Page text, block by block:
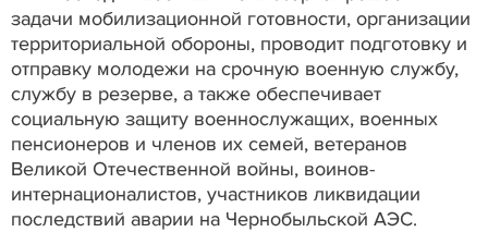
задачи мобилизационной готовности, организации
территориальной обороны, проводит подготовку и
отправку молодежи на срочную военную службу,
службу в резерве, а также обеспечивает
социальную защиту военнослужащих, военных
пенсионеров и членов их семей, ветеранов
Великой Отечественной войны, воинов-
интернационалистов, участников ликвидации
последствий аварии на Чернобыльской АЭС.